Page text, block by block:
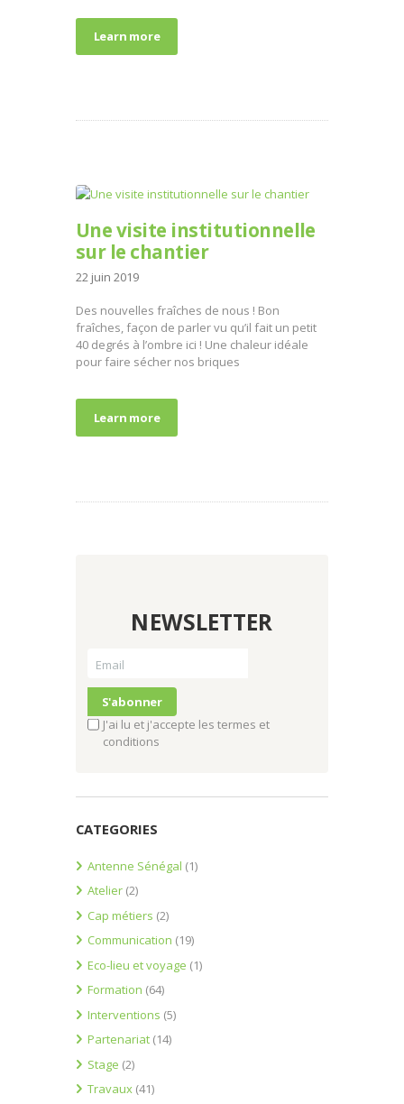
Learn more
Une visite institutionnelle
sur le chantier
22 juin 2019
Des nouvelles fraîches de nous ! Bon
fraîches, façon de parler vu qu’il fait un petit
40 degrés à l’ombre ici ! Une chaleur idéale
pour faire sécher nos briques
Learn more
NEWSLETTER
J'ai lu et j'accepte les termes et
conditions
CATEGORIES
Antenne Sénégal (1)
Atelier (2)
Cap métiers (2)
Communication (19)
Eco-lieu et voyage (1)
Formation (64)
Interventions (5)
Partenariat (14)
Stage (2)
Travaux (41)